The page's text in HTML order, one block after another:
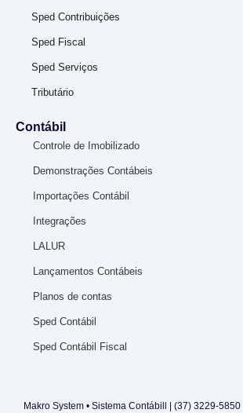
Sped Contribuições
Sped Fiscal
Sped Serviços
Tributário
Contábil
Controle de Imobilizado
Demonstrações Contábeis
Importações Contábil
Integrações
LALUR
Lançamentos Contábeis
Planos de contas
Sped Contábil
Sped Contábil Fiscal
Makro System • Sistema Contábill | (37) 3229-5850 |